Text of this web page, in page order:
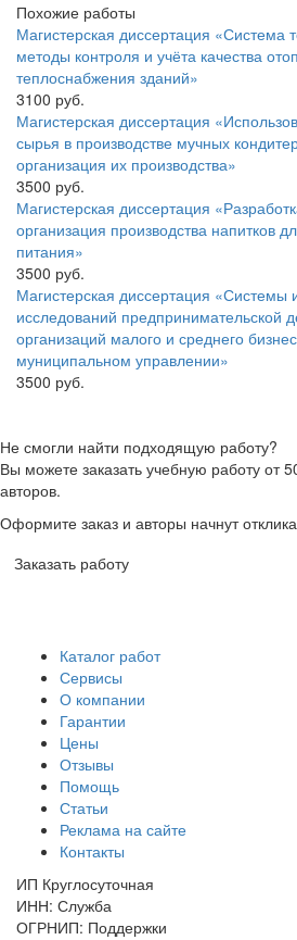
Похожие работы
Магистерская диссертация «Система
методы контроля и учёта качества
теплоснабжения зданий»
3100 руб.
Магистерская диссертация
сырья в производстве мучных
организация их производства»
3500 руб.
Магистерская диссертация
организация производства напитков
питания»
3500 руб.
Магистерская диссертация «Системы
исследований предпринимательской
организаций малого и среднего
муниципальном управлении»
3500 руб.
Не смогли найти подходящую работу?
Вы можете заказать учебную работу от
авторов.
Оформите заказ и авторы начнут
Заказать работу
Каталог работ
Сервисы
О компании
Гарантии
Цены
Отзывы
Помощь
Статьи
Реклама на сайте
Контакты
ИП Круглосуточная
ИНН: Служба
ОГРНИП: Поддержки